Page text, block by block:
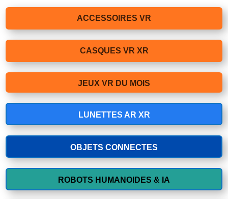
ACCESSOIRES VR
CASQUES VR XR
JEUX VR DU MOIS
LUNETTES AR XR
OBJETS CONNECTES
ROBOTS HUMANOIDES & IA